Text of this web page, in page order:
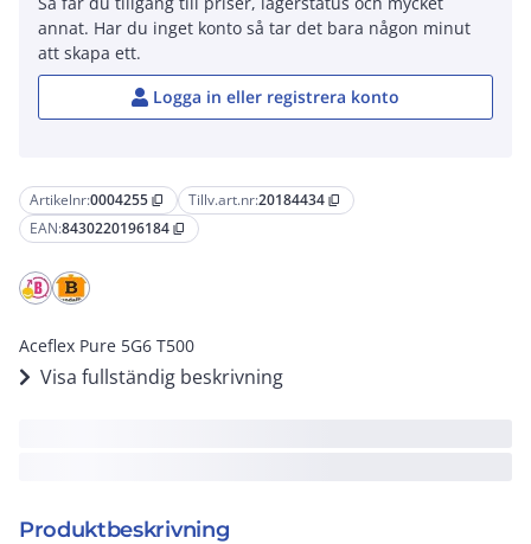
Artikelnr:0004255 content_copy Tillv.art.nr:20184434 content_copy
EAN:8430220196184 content_copy
Aceflex Pure 5G6 T500
Visa fullständig beskrivning
Produktbeskrivning
annat. Har du inget konto så tar det bara någon minut
att skapa ett.
Logga in eller registrera konto